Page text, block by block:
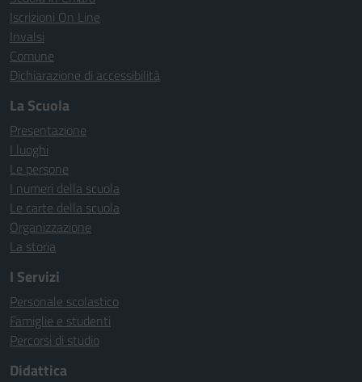
Iscrizioni On Line
Invalsi
Comune
Dichiarazione di accessibilità
La Scuola
Presentazione
I luoghi
Le persone
I numeri della scuola
Le carte della scuola
Organizzazione
La storia
I Servizi
Personale scolastico
Famiglie e studenti
Percorsi di studio
Didattica